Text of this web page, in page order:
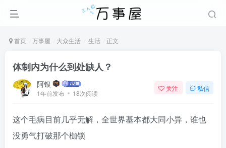
首页 万事屋 大众生活 生活 正文
体制内为什么到处缺人？
阿银
1年前发布 18次阅读
关注 私信
这个毛病目前几乎无解，全世界基本都大同小异，谁也
没勇气打破那个枷锁